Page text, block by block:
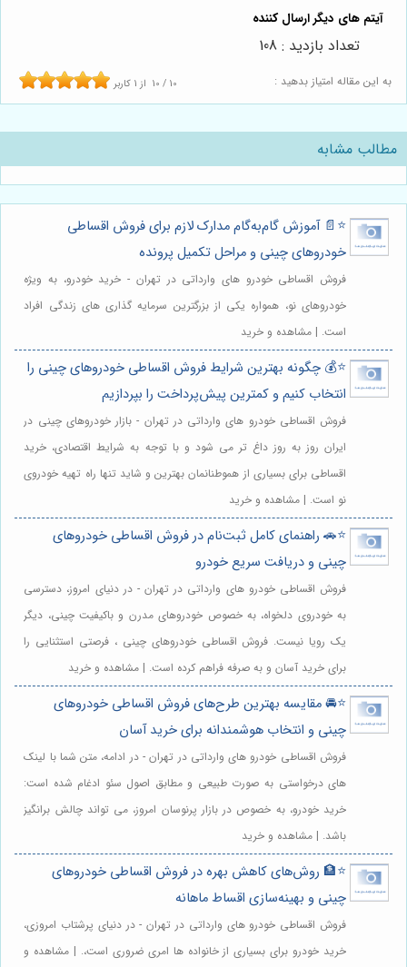
به این مقاله امتیاز بدهید : 10 / 10 از 1 کاربر
تعداد بازدید : 108
مطالب مشابه
⭐️📄 آموزش گام‌به‌گام مدارک لازم برای فروش اقساطی
خودروهای چینی و مراحل تکمیل پرونده
فروش اقساطی خودرو های وارداتی در تهران - خرید خودرو، به ویژه
خودروهای نو، همواره یکی از بزرگترین سرمایه گذاری های زندگی افراد
است. | مشاهده و خرید
⭐️💰 چگونه بهترین شرایط فروش اقساطی خودروهای چینی را
انتخاب کنیم و کمترین پیش‌پرداخت را بپردازیم
فروش اقساطی خودرو های وارداتی در تهران - بازار خودروهای چینی در
ایران روز به روز داغ تر می شود و با توجه به شرایط اقتصادی، خرید
اقساطی برای بسیاری از هموطنانمان بهترین و شاید تنها راه تهیه خودروی
نو است. | مشاهده و خرید
⭐️🚗 راهنمای کامل ثبت‌نام در فروش اقساطی خودروهای
چینی و دریافت سریع خودرو
فروش اقساطی خودرو های وارداتی در تهران - در دنیای امروز، دسترسی
به خودروی دلخواه، به خصوص خودروهای مدرن و باکیفیت چینی، دیگر
یک رویا نیست. فروش اقساطی خودروهای چینی ، فرصتی استثنایی را
برای خرید آسان و به صرفه فراهم کرده است. | مشاهده و خرید
⭐️🚘 مقایسه بهترین طرح‌های فروش اقساطی خودروهای
چینی و انتخاب هوشمندانه برای خرید آسان
فروش اقساطی خودرو های وارداتی در تهران - در ادامه، متن شما با لینک
های درخواستی به صورت طبیعی و مطابق اصول سئو ادغام شده است:
خرید خودرو، به خصوص در بازار پرنوسان امروز، می تواند چالش برانگیز
باشد. | مشاهده و خرید
⭐️🏦 روش‌های کاهش بهره در فروش اقساطی خودروهای
چینی و بهینه‌سازی اقساط ماهانه
فروش اقساطی خودرو های وارداتی در تهران - در دنیای پرشتاب امروزی،
خرید خودرو برای بسیاری از خانواده ها امری ضروری است،. | مشاهده و